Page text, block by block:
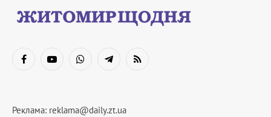
FacebookYouTubeWhatsAppTelegramRSS
Реклама: reklama@daily.zt.ua